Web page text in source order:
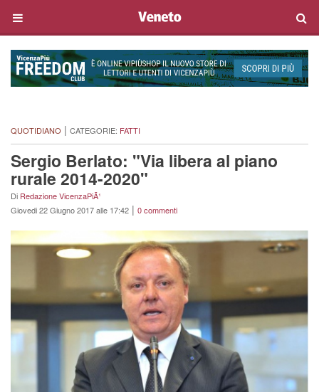
QUOTIDIANO | CATEGORIE: FATTI
Sergio Berlato: "Via libera al piano
rurale 2014-2020"
Di Redazione VicenzaPiÃ¹
Giovedi 22 Giugno 2017 alle 17:42 | 0 commenti